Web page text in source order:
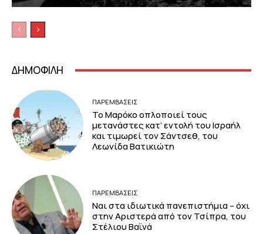
ΔΗΜΟΦΙΛΗ
ΠΑΡΕΜΒΑΣΕΙΣ
Το Μαρόκο οπλοποιεί τους
μετανάστες κατ’ εντολή του Ισραήλ
και τιμωρεί τον Σάντσεθ, του
Λεωνίδα Βατικιώτη
ΠΑΡΕΜΒΑΣΕΙΣ
Ναι στα ιδιωτικά πανεπιστήμια – όχι
στην Αριστερά από τον Τσίπρα, του
Στέλιου Βαϊνά